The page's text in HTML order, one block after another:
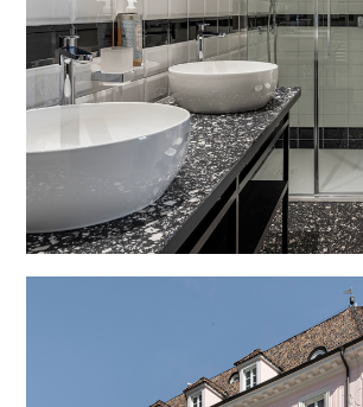
OFFERTE DI LAVORO
LAVORA CON NOI
IT DE